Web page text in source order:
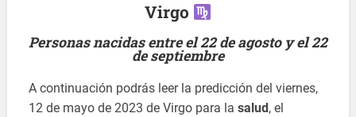
Virgo
Personas nacidas entre el 22 de agosto y el 22
de septiembre
A continuación podrás leer la predicción del viernes,
12 de mayo de 2023 de Virgo para lasalud , el